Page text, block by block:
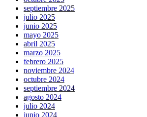
septiembre 2025
julio 2025
junio 2025
mayo 2025
abril 2025
marzo 2025
febrero 2025
noviembre 2024
octubre 2024
septiembre 2024
agosto 2024
julio 2024
junio 2024